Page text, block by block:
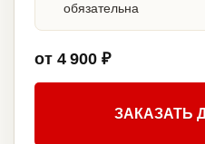
обязательна
от 4 900 ₽
ЗАКАЗАТЬ